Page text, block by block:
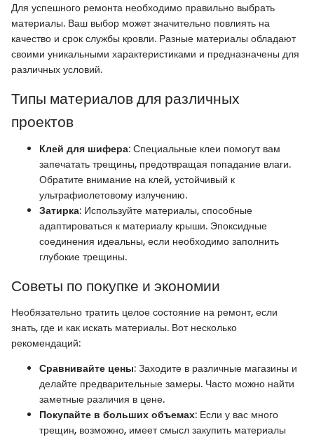
Для успешного ремонта необходимо правильно выбрать
материалы. Ваш выбор может значительно повлиять на
качество и срок службы кровли. Разные материалы обладают
своими уникальными характеристиками и предназначены для
различных условий.
Типы материалов для различных
проектов
Клей для шифера: Специальные клеи помогут вам
запечатать трещины, предотвращая попадание влаги.
Обратите внимание на клей, устойчивый к
ультрафиолетовому излучению.
Затирка: Используйте материалы, способные
адаптироваться к материалу крыши. Эпоксидные
соединения идеальны, если необходимо заполнить
глубокие трещины.
Советы по покупке и экономии
Необязательно тратить целое состояние на ремонт, если
знать, где и как искать материалы. Вот несколько
рекомендаций:
Сравнивайте цены: Заходите в различные магазины и
делайте предварительные замеры. Часто можно найти
заметные различия в цене.
Покупайте в больших объемах: Если у вас много
трещин, возможно, имеет смысл закупить материалы